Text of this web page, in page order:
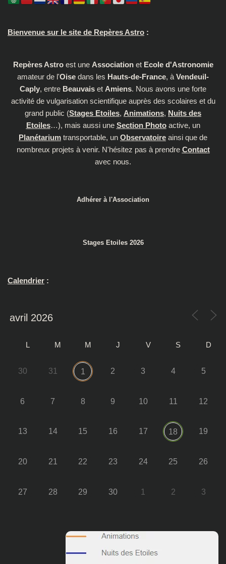
Bienvenue sur le site de Repères Astro :
Repères Astroest une Associationet Ecole d'Astronomie
amateur de l'Oise dans les Hauts-de-France, àVendeuil-
Caply, entre Beauvais et Amiens. Nous avons une forte
activité de vulgarisation scientifique auprès des scolaires et du
grand public (Stages Etoiles, Animations, Nuits des
Etoiles…), mais aussi une Section Photoactive, un
Planétarium transportable, un Observatoire ainsi que de
nombreux projets à venir. N'hésitez pas à prendre Contact
avec nous.
Adhérer à l'Association
Stages Etoiles 2026
Calendrier :
L M M J V S D
30 31 1 2 3 4 5
6 7 8 9 10 11 12
13 14 15 16 17 18 19
20 21 22 23 24 25 26
27 28 29 30 1 2 3